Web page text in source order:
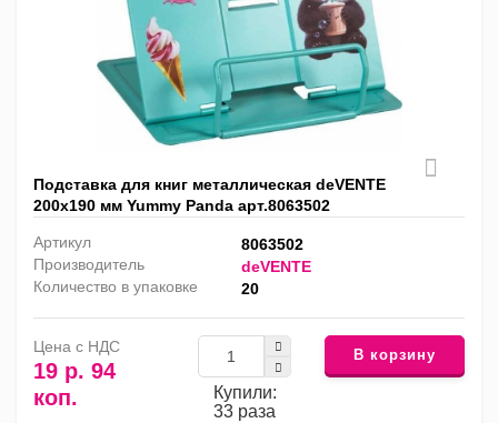
Подставка для книг металлическая deVENTE
200х190 мм Yummy Panda арт.8063502
Артикул
8063502
Производитель
deVENTE
Количество в упаковке
20
Цена с НДС
19 р. 94
коп.
Купили:
33 раза
В корзину